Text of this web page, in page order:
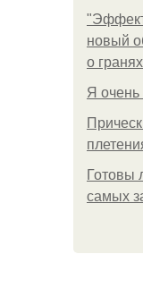
новый
о
Я очень
Готовы
самых